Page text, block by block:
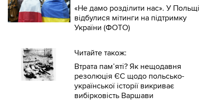
«Не дамо розділити нас». У Польщі
відбулися мітинги на підтримку
України (ФОТО)
Читайте також:
Втрата пам’яті? Як нещодавня
резолюція ЄС щодо польсько-
української історії викриває
вибірковість Варшави